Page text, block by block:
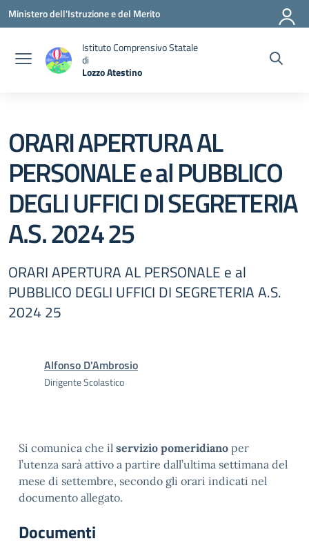
Vai ai contenuti
Vai al menu di navigazione
Vai al footer
Ministero dell'Istruzione e del Merito
Istituto Comprensivo Statale
di
Lozzo Atestino
ORARI APERTURA AL
PERSONALE e al PUBBLICO
DEGLI UFFICI DI SEGRETERIA
A.S. 2024 25
ORARI APERTURA AL PERSONALE e al
PUBBLICO DEGLI UFFICI DI SEGRETERIA A.S.
2024 25
Alfonso D'Ambrosio
Dirigente Scolastico
Si comunica che il servizio pomeridiano per
l’utenza sarà attivo a partire dall’ultima settimana del
mese di settembre, secondo gli orari indicati nel
documento allegato.
Documenti